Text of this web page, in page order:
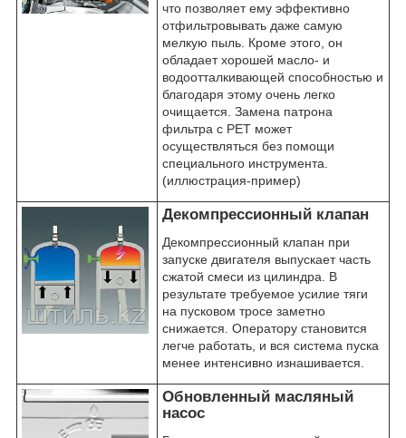
что позволяет ему эффективно
отфильтровывать даже самую
мелкую пыль. Кроме этого, он
обладает хорошей масло- и
водоотталкивающей способностью и
благодаря этому очень легко
очищается. Замена патрона
фильтра с PET может
осуществляться без помощи
специального инструмента.
(иллюстрация-пример)
Декомпрессионный клапан
Декомпрессионный клапан при
запуске двигателя выпускает часть
сжатой смеси из цилиндра. В
результате требуемое усилие тяги
на пусковом тросе заметно
снижается. Оператору становится
легче работать, и вся система пуска
менее интенсивно изнашивается.
Обновленный масляный
насос